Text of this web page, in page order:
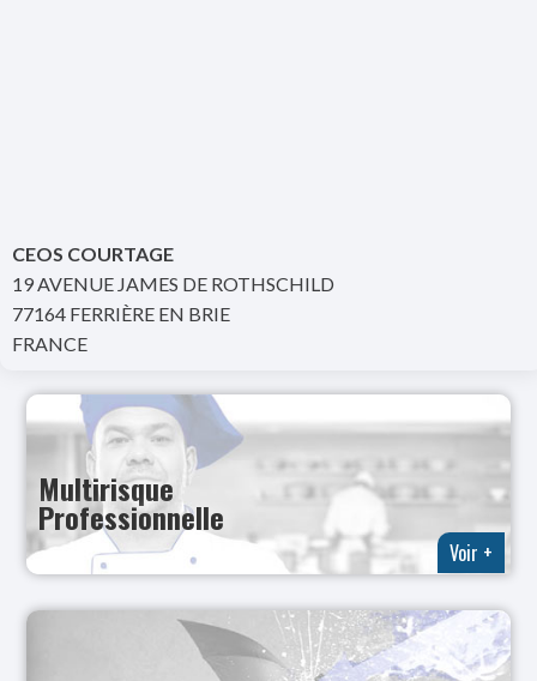
CEOS COURTAGE
19 AVENUE JAMES DE ROTHSCHILD
77164 FERRIÈRE EN BRIE
FRANCE
Multirisque
Professionnelle
Voir +